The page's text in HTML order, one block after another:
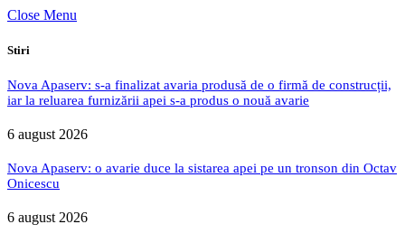
Close Menu
Stiri
Nova Apaserv: s-a finalizat avaria produsă de o firmă de construcții,
iar la reluarea furnizării apei s-a produs o nouă avarie
6 august 2026
Nova Apaserv: o avarie duce la sistarea apei pe un tronson din Octav
Onicescu
6 august 2026